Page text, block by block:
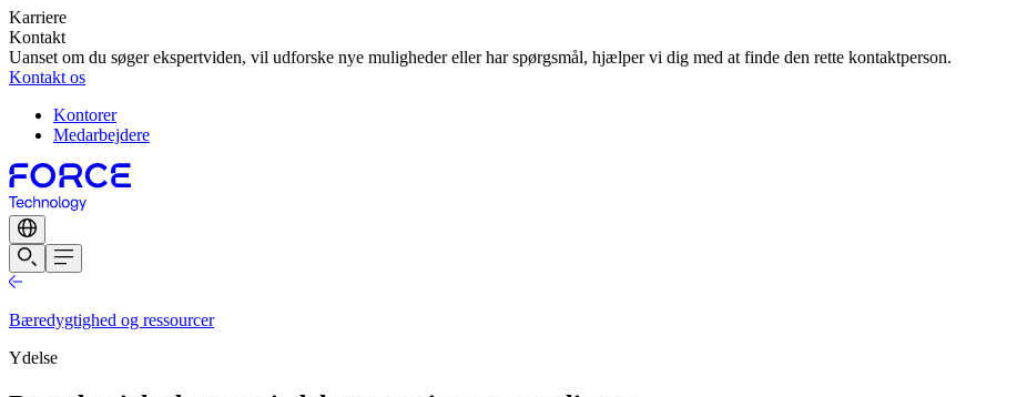
Karriere
Kontakt
Uanset om du søger ekspertviden, vil udforske nye muligheder eller har spørgsmål, hjælper vi dig med at finde den rette kontaktperson.
Kontakt os
Kontorer
Medarbejdere
Bæredygtighed og ressourcer
Ydelse